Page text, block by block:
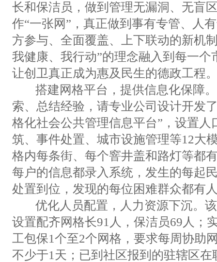
长和保洁员，做到管理无漏洞、无盲
作“一张网”，真正做到事有专管、人
方参与、全面覆盖、上下联动的新机
我健康、我行动”的理念融入到每一个
让创卫真正成为惠及民生的德政工程
搭建网格平台，提供信息化保障。
索、总结经验，请专业公司设计开发
格化社会公共管理信息平台”，设置人
筑、事件处置、城市设施管理等12大
格内每条街、每个窨井盖和路灯等都
每户的信息都录入系统，发生的每起
处置到位，发现的每位困难群众都有
优化人员配置，人力资源下沉。该
设置配齐网格长91人，保洁员69人；
工包保1个至2个网格，要求每周协助
不少于1天；已到社区报到的驻辖区在